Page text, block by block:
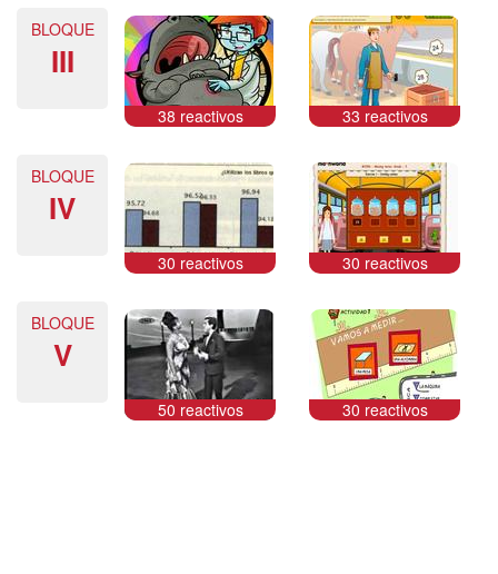
BLOQUE
III
BLOQUE
IV
BLOQUE
V
38 reactivos
30 reactivos
50 reactivos
33 reactivos
30 reactivos
30 reactivos